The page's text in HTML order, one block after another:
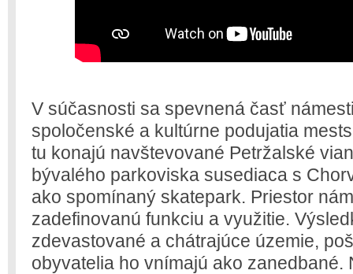
V súčasnosti sa spevnená časť
spoločenské a kultúrne podujatia
tu konajú navštevované Petržalské
bývalého parkoviska susediaca s
ako spomínaný skatepark. Priestor
zadefinovanú funkciu a využitie.
zdevastované a chátrajúce územie,
obyvatelia ho vnímajú ako